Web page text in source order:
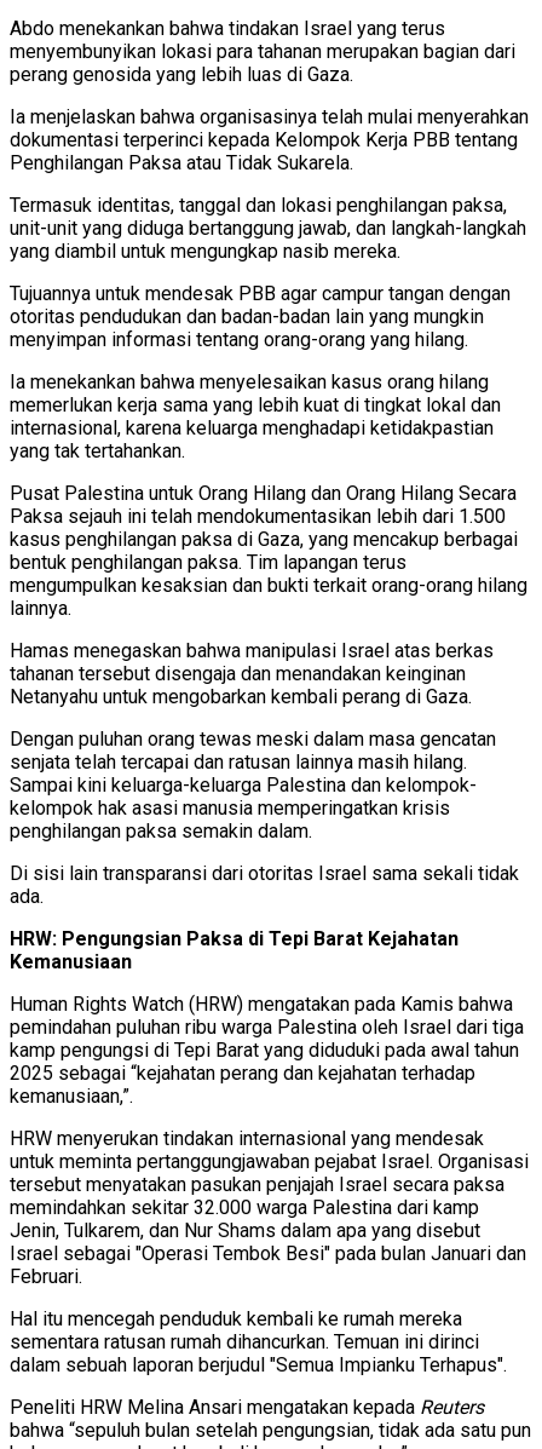
Abdo menekankan bahwa tindakan Israel yang terus
menyembunyikan lokasi para tahanan merupakan bagian dari
perang genosida yang lebih luas di Gaza.
Ia menjelaskan bahwa organisasinya telah mulai menyerahkan
dokumentasi terperinci kepada Kelompok Kerja PBB tentang
Penghilangan Paksa atau Tidak Sukarela.
Termasuk identitas, tanggal dan lokasi penghilangan paksa,
unit-unit yang diduga bertanggung jawab, dan langkah-langkah
yang diambil untuk mengungkap nasib mereka.
Tujuannya untuk mendesak PBB agar campur tangan dengan
otoritas pendudukan dan badan-badan lain yang mungkin
menyimpan informasi tentang orang-orang yang hilang.
Ia menekankan bahwa menyelesaikan kasus orang hilang
memerlukan kerja sama yang lebih kuat di tingkat lokal dan
internasional, karena keluarga menghadapi ketidakpastian
yang tak tertahankan.
Pusat Palestina untuk Orang Hilang dan Orang Hilang Secara
Paksa sejauh ini telah mendokumentasikan lebih dari 1.500
kasus penghilangan paksa di Gaza, yang mencakup berbagai
bentuk penghilangan paksa. Tim lapangan terus
mengumpulkan kesaksian dan bukti terkait orang-orang hilang
lainnya.
Hamas menegaskan bahwa manipulasi Israel atas berkas
tahanan tersebut disengaja dan menandakan keinginan
Netanyahu untuk mengobarkan kembali perang di Gaza.
Dengan puluhan orang tewas meski dalam masa gencatan
senjata telah tercapai dan ratusan lainnya masih hilang.
Sampai kini keluarga-keluarga Palestina dan kelompok-
kelompok hak asasi manusia memperingatkan krisis
penghilangan paksa semakin dalam.
Di sisi lain transparansi dari otoritas Israel sama sekali tidak
ada.
HRW: Pengungsian Paksa di Tepi Barat Kejahatan
Kemanusiaan
Human Rights Watch (HRW) mengatakan pada Kamis bahwa
pemindahan puluhan ribu warga Palestina oleh Israel dari tiga
kamp pengungsi di Tepi Barat yang diduduki pada awal tahun
2025 sebagai “kejahatan perang dan kejahatan terhadap
kemanusiaan,”.
HRW menyerukan tindakan internasional yang mendesak
untuk meminta pertanggungjawaban pejabat Israel. Organisasi
tersebut menyatakan pasukan penjajah Israel secara paksa
memindahkan sekitar 32.000 warga Palestina dari kamp
Jenin, Tulkarem, dan Nur Shams dalam apa yang disebut
Israel sebagai "Operasi Tembok Besi" pada bulan Januari dan
Februari.
Hal itu mencegah penduduk kembali ke rumah mereka
sementara ratusan rumah dihancurkan. Temuan ini dirinci
dalam sebuah laporan berjudul "Semua Impianku Terhapus".
Peneliti HRW Melina Ansari mengatakan kepada Reuters
bahwa “sepuluh bulan setelah pengungsian, tidak ada satu pun